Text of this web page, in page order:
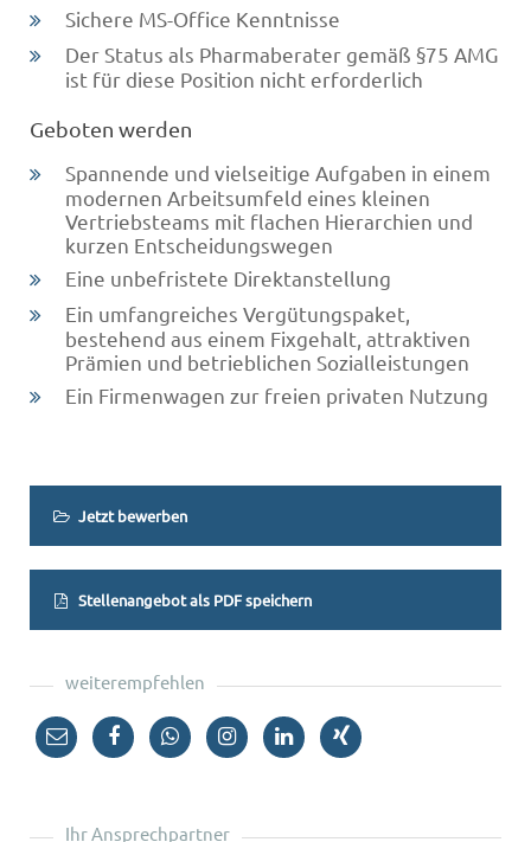
Sichere MS-Office Kenntnisse
Der Status als Pharmaberater gemäß §75 AMG
ist für diese Position nicht erforderlich
Geboten werden
Spannende und vielseitige Aufgaben in einem
modernen Arbeitsumfeld eines kleinen
Vertriebsteams mit flachen Hierarchien und
kurzen Entscheidungswegen
Eine unbefristete Direktanstellung
Ein umfangreiches Vergütungspaket,
bestehend aus einem Fixgehalt, attraktiven
Prämien und betrieblichen Sozialleistungen
Ein Firmenwagen zur freien privaten Nutzung
Jetzt bewerben
Stellenangebot als PDF speichern
weiterempfehlen
Ihr Ansprechpartner